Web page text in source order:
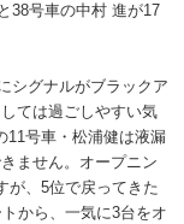
38号車の中村 進が17
シグナルがブラックア
ては過ごしやすい気
11号車・松浦健は液漏
ません。オープニン
が、5位で戻ってきた
から、一気に3台をオ